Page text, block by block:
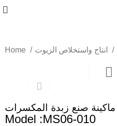
Home
ماكينة صنع زبدة المكسرات
Model :MS06-010